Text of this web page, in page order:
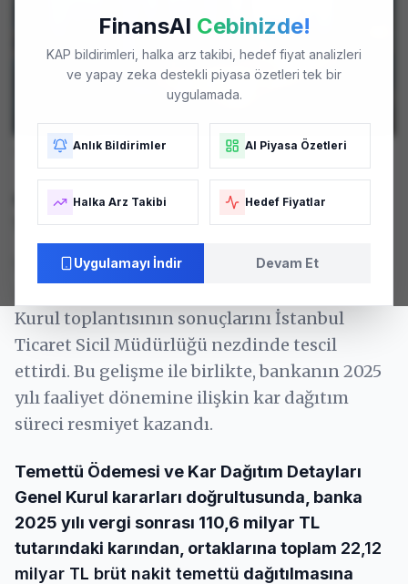
FinansAI Cebinizde!
KAP bildirimleri, halka arz takibi, hedef fiyat analizleri
ve yapay zeka destekli piyasa özetleri tek bir
uygulamada.
Anlık Bildirimler AI Piyasa Özetleri
Halka Arz Takibi Hedef Fiyatlar
Uygulamayı İndir Devam Et
tesisleri - Temsili Görsel. Fotoğraf: Arşiv
Garanti BBVA Genel Kurul Süreci
Tamamlandı
Türkiye Garanti Bankası (GARAN), 31 Mart
Kurul toplantısının sonuçlarını İstanbul
Ticaret Sicil Müdürlüğü nezdinde tescil
ettirdi. Bu gelişme ile birlikte, bankanın 2025
yılı faaliyet dönemine ilişkin kar dağıtım
süreci resmiyet kazandı.
Temettü Ödemesi ve Kar Dağıtım Detayları
Genel Kurul kararları doğrultusunda, banka
2025 yılı vergi sonrası 110,6 milyar TL
tutarındaki karından, ortaklarına toplam 22,12
milyar TL brüt nakit temettü dağıtılmasına